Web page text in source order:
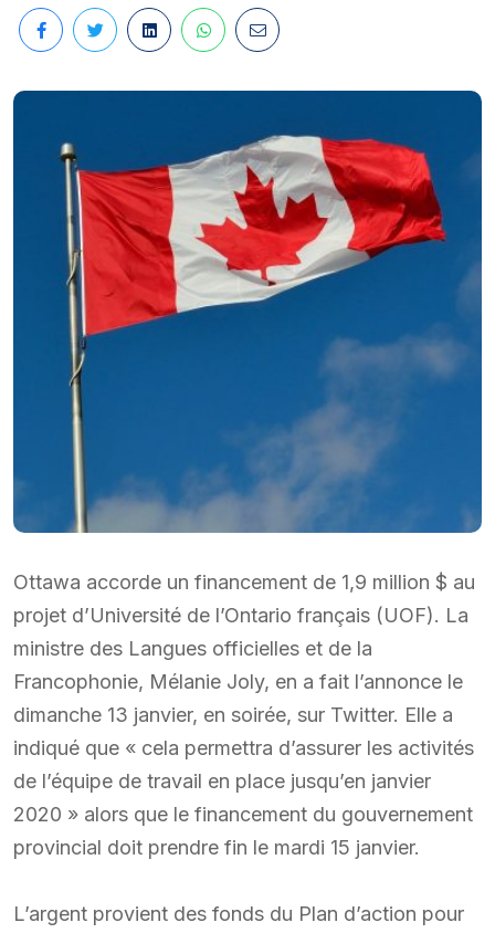
Ottawa accorde un financement de 1,9 million $ au
projet d’Université de l’Ontario français (UOF). La
ministre des Langues officielles et de la
Francophonie, Mélanie Joly, en a fait l’annonce le
dimanche 13 janvier, en soirée, sur Twitter. Elle a
indiqué que « cela permettra d’assurer les activités
de l’équipe de travail en place jusqu’en janvier
2020 » alors que le financement du gouvernement
provincial doit prendre fin le mardi 15 janvier.
L’argent provient des fonds du Plan d’action pour